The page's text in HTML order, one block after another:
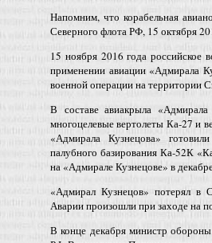
Напомним, что корабельная
Северного флота РФ, 15 октября
15 ноября 2016 года российское
применении авиации «Адмирала
военной операции на территории
В составе авиакрыла
многоцелевые вертолеты Ка-27 и
«Адмирала Кузнецова»
палубного базирования Ка-52К
на «Адмирале Кузнецове» в
«Адмирал Кузнецов» потерял
Аварии произошли при заходе на
В конце декабря министр